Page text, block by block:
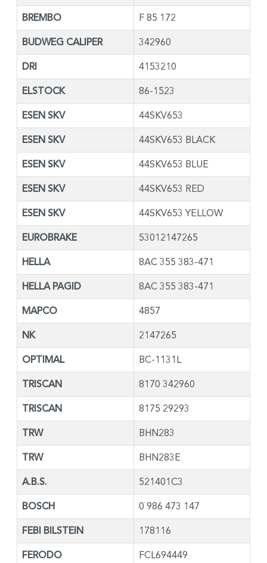
BREMBO F 85 172
BUDWEG CALIPER 342960
DRI 4153210
ELSTOCK 86-1523
ESEN SKV 44SKV653
ESEN SKV 44SKV653 BLACK
ESEN SKV 44SKV653 BLUE
ESEN SKV 44SKV653 RED
ESEN SKV 44SKV653 YELLOW
EUROBRAKE 53012147265
HELLA 8AC 355 383-471
HELLA PAGID 8AC 355 383-471
MAPCO 4857
NK 2147265
OPTIMAL BC-1131L
TRISCAN 8170 342960
TRISCAN 8175 29293
TRW BHN283
TRW BHN283E
A.B.S. 521401C3
BOSCH 0 986 473 147
FEBI BILSTEIN 178116
FERODO FCL694449